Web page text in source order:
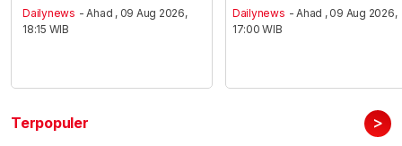
Dailynews - Ahad , 09 Aug 2026,
18:15 WIB
Dailynews - Ahad , 09 Aug 2026,
17:00 WIB
Terpopuler >